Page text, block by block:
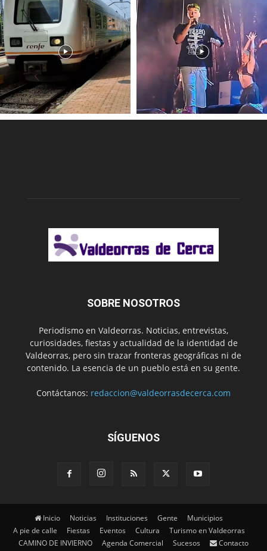
SOBRE NOSOTROS
Periodismo en Valdeorras. Noticias, entrevistas,
curiosidades, fiestas y actualidad de la identidad de
Valdeorras, pero sin trazar fronteras geográficas ni de
contenido. La esencia de un pueblo está en su gente.
Contáctanos: redaccion@valdeorrasdecerca.com
SÍGUENOS
Inicio Noticias Instituciones Gente
Municipios
A pie de calle
Fiestas Eventos Cultura
Turismo en Valdeorras
CAMINO DE INVIERNO
Agenda Comercial Sucesos Contacto